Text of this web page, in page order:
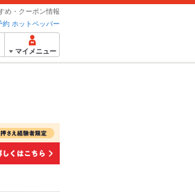
め・クーポン情報
約 ホットペッパー
マイメニュー